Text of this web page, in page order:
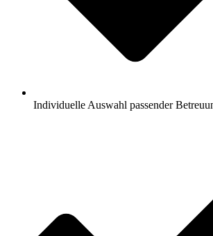
Individuelle Auswahl passender